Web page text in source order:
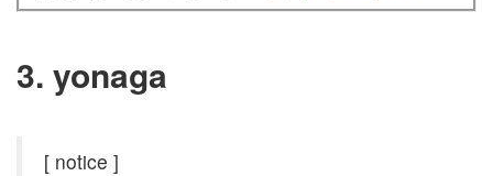
3. yonaga
[ notice ]